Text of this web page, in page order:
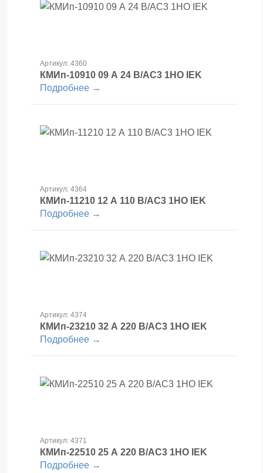
Артикул: 4360
КМИп-10910 09 А 24 В/АС3 1НО IEK
Подробнее →
Артикул: 4364
КМИп-11210 12 А 110 В/АС3 1НО IEK
Подробнее →
Артикул: 4374
КМИп-23210 32 А 220 В/АС3 1НО IEK
Подробнее →
Артикул: 4371
КМИп-22510 25 А 220 В/АС3 1НО IEK
Подробнее →